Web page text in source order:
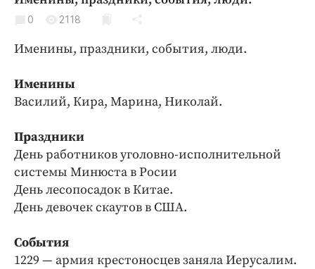
Криминал
Недвижимость и ЖКХ
Общество
Праздники
Происшествия
Спорт
Экономика и бизнес
Блоги
0 2118
Именины, праздники, события, люди.
Именины
Василий, Кира, Марина, Николай.
Праздники
День работников уголовно-исполнительной
системы Минюста в Росии
День лесопосадок в Китае.
День девочек скаутов в США.
События
1229 — армия крестоносцев заняла Иерусалим.